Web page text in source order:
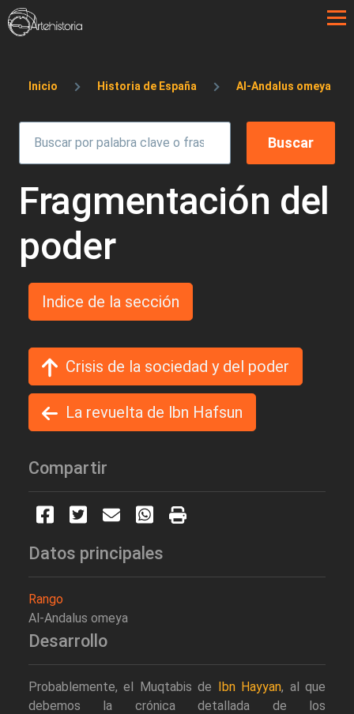
Pasar al contenido principal
Sobrescribir enlaces de ayuda a la
Inicio Historia de España Al-Andalus omeya
Fragmentación del
poder
Indice de la sección
Crisis de la sociedad y del poder
La revuelta de lbn Hafsun
Compartir
Datos principales
Rango
Al-Andalus omeya
Desarrollo
Probablemente, el Muqtabis de Ibn Hayyan, al que
debemos la crónica detallada de los